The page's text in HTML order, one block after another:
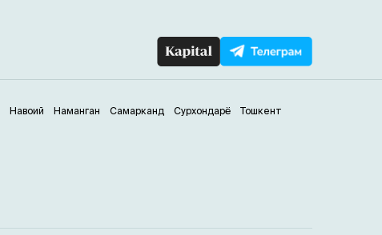
Навоий Наманган Самарканд Сурхондарё Тошкент